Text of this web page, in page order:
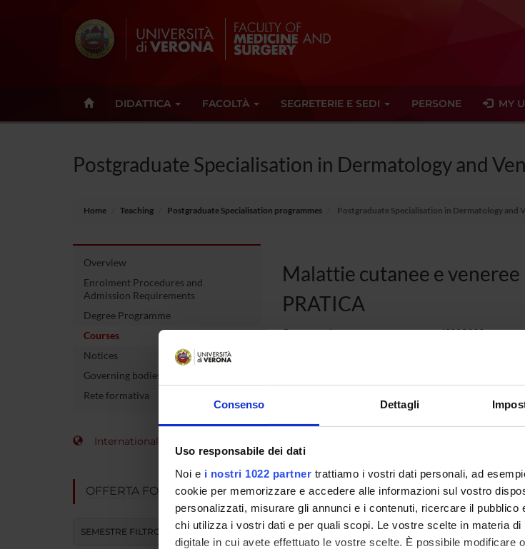
Consenso Dettagli
Uso responsabile dei dati
Noi e i nostri 1022 partner trattiamo i vostri dati personali, ad
cookie per memorizzare e accedere alle informazioni sul vostro
personalizzati, misurare gli annunci e i contenuti, ricercare il
chi utilizza i vostri dati e per quali scopi. Le vostre scelte in materia
digitale in cui avete effettuato le vostre scelte. È possibile modificare
DIDATTICA FACOLTÀ SEGRETERIE E SEDI PERSONE MY
Postgraduate Specialisation in Dermatology and
Home Teaching Postgraduate Specialisation programmes Postgraduate Specialisation in Dermatology and
Overview
Enrolment Procedures and
Admission Requirements
Degree Programme
Courses
Notices
Governing bodies
Rete formativa
International Students
OFFERTA FORMATIVA
SEMESTRE FILTRO
Malattie cutanee e
PRATICA
Course code 4S003393
Period not yet allocated
To show the organization of the course that includes